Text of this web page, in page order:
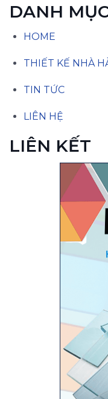
DANH
HOME
THIẾT KẾ NHÀ
TIN TỨC
LIÊN HỆ
LIÊN KẾT